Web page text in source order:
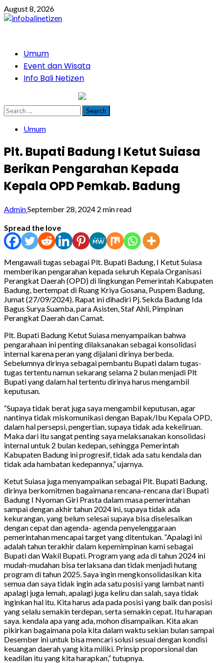
Skip
to
August 8, 2026
PrimaryUmum
Event dan Wisata
Info Bali Netizen
Search
for:
Umum
Plt. Bupati Badung I Ketut Suiasa
Berikan Pengarahan Kepada
Kepala OPD Pemkab. Badung
AdminSeptember 28, 2024 2 min read
Spread the love
Mengawali tugas sebagai Plt. Bupati Badung, I Ketut Suiasa
memberikan pengarahan kepada seluruh Kepala Organisasi
Perangkat Daerah (OPD) di lingkungan Pemerintah Kabupaten
Badung, bertempat di Ruang Kriya Gosana, Puspem Badung,
Jumat (27/09/2024). Rapat ini dihadiri Pj. Sekda Badung Ida
Bagus Surya Suamba, para Asisten, Staf Ahli, Pimpinan
Perangkat Daerah dan Camat.
Plt. Bupati Badung Ketut Suiasa menyampaikan bahwa
pengarahaan ini penting dilaksanakan sebagai konsolidasi
internal karena peran yang dijalani dirinya berbeda.
Sebelumnya dirinya sebagai pembantu Bupati dalam tugas-
tugas tertentu namun sekarang selama 2 bulan menjadi Plt
Bupati yang dalam hal tertentu dirinya harus mengambil
keputusan.
“Supaya tidak berat juga saya mengambil keputusan, agar
nantinya tidak miskomunikasi dengan Bapak/Ibu Kepala OPD,
dalam hal persepsi, pengertian, supaya tidak ada kekeliruan.
Maka dari itu sangat penting saya melaksanakan konsolidasi
internal untuk 2 bulan kedepan, sehingga Pemerintah
Kabupaten Badung ini progresif, tidak ada satu kendala dan
tidak ada hambatan kedepannya,” ujarnya.
Ketut Suiasa juga menyampaikan sebagai Plt. Bupati Badung,
dirinya berkomitmen bagaimana rencana-rencana dari Bupati
Badung I Nyoman Giri Prasta dalam masa pemerintahan
sampai dengan akhir tahun 2024 ini, supaya tidak ada
kekurangan, yang belum selesai supaya bisa diselesaikan
dengan cepat dan agenda- agenda penyelenggaraan
pemerintahan mencapai target yang ditentukan. “Apalagi ini
adalah tahun terakhir dalam kepemimpinan kami sebagai
Bupati dan Wakil Bupati. Program yang ada di tahun 2024 ini
mudah-mudahan bisa terlaksana dan tidak menjadi hutang
program di tahun 2025. Saya ingin mengkonsolidasikan kita
semua dan saya tidak ingin ada satu posisi yang lambat nanti
apalagi juga lemah, apalagi juga keliru dan salah, saya tidak
inginkan hal itu. Kita harus ada pada posisi yang baik dan posisi
yang selalu semakin terdepan, serta semakin cepat. Itu harapan
saya. kendala apa yang ada, mohon disampaikan. Kita akan
pikirkan bagaimana pola kita dalam waktu sekian bulan sampai
Desember ini untuk bisa mencari solusi sesuai dengan kondisi
keuangan daerah yang kita miliki. Prinsip proporsional dan
keadilan itu yang kita harapkan,” tutupnya.